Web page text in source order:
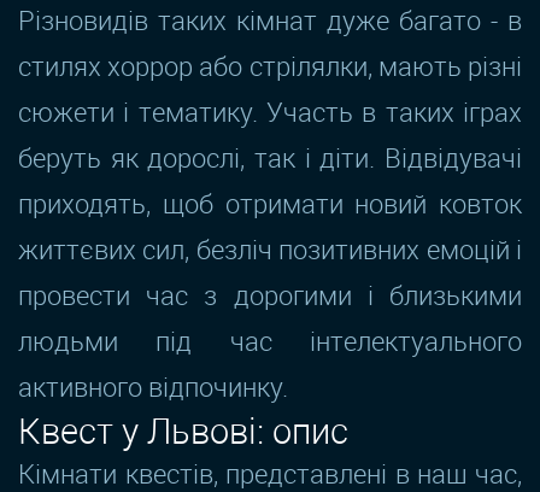
Різновидів таких кімнат дуже багато - в
стилях хоррор або стрілялки, мають різні
сюжети і тематику. Участь в таких іграх
беруть як дорослі, так і діти. Відвідувачі
приходять, щоб отримати новий ковток
життєвих сил, безліч позитивних емоцій і
провести час з дорогими і близькими
людьми під час інтелектуального
активного відпочинку.
Квест у Львові: опис
Кімнати квестів, представлені в наш час,